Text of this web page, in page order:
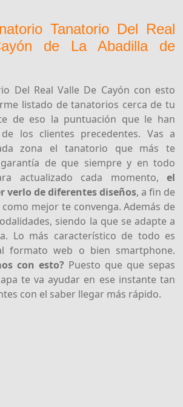
Tanatorio Del Real
de La Abadilla de
Del Real Valle De Cayón con esto
listado de tanatorios cerca de tu
de eso la puntuación que le han
los clientes precedentes. Vas a
zona el tanatorio que más te
de que siempre y en todo
actualizado cada momento, el
verlo de diferentes diseños, a fin de
mejor te convenga. Además de
siendo la que se adapte a
Lo más característico de todo es
formato web o bien smartphone.
con esto? Puesto que que sepas
te va ayudar en ese instante tan
con el saber llegar más rápido.